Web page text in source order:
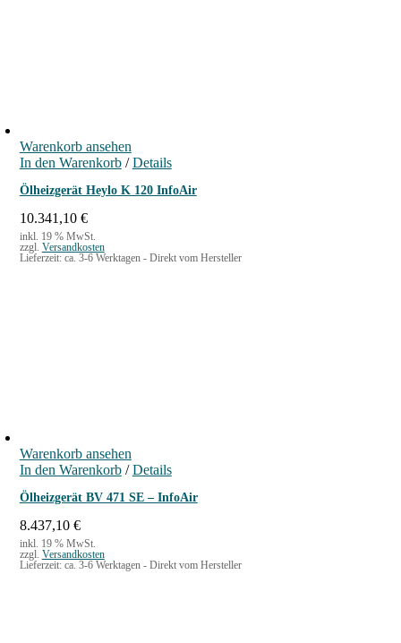
Warenkorb ansehen
In den Warenkorb / Details
Ölheizgerät Heylo K 120 InfoAir
10.341,10 €
inkl. 19 % MwSt.
zzgl. Versandkosten
Lieferzeit: ca. 3-6 Werktagen - Direkt vom Hersteller
Warenkorb ansehen
In den Warenkorb / Details
Ölheizgerät BV 471 SE – InfoAir
8.437,10 €
inkl. 19 % MwSt.
zzgl. Versandkosten
Lieferzeit: ca. 3-6 Werktagen - Direkt vom Hersteller